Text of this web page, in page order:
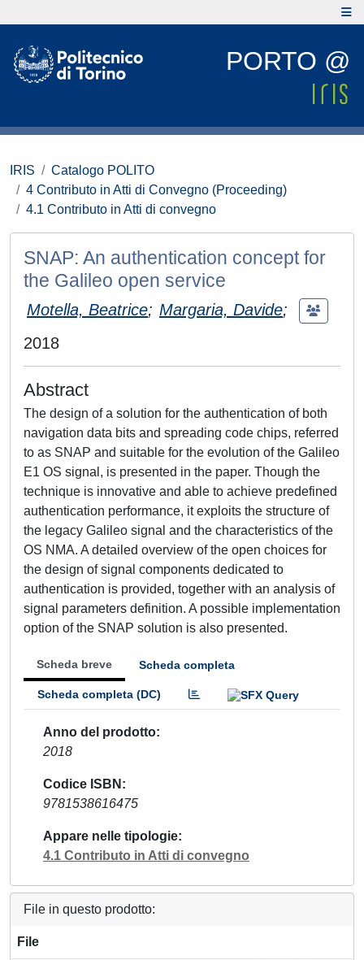
PORTO @
IRIS
Catalogo POLITO
4 Contributo in Atti di Convegno (Proceeding)
4.1 Contributo in Atti di convegno
SNAP: An authentication concept for
the Galileo open service
Motella, Beatrice; Margaria, Davide;
2018
Abstract
The design of a solution for the authentication of both
navigation data bits and spreading code chips, referred
to as SNAP and suitable for the evolution of the Galileo
E1 OS signal, is presented in the paper. Though the
technique is innovative and able to achieve predefined
authentication performance, it exploits the structure of
the legacy Galileo signal and the characteristics of the
OS NMA. A detailed overview of the open choices for
the design of signal components dedicated to
authentication is provided, together with an analysis of
signal parameters definition. A possible implementation
option of the SNAP solution is also presented.
Scheda breve Scheda completa
Scheda completa (DC)
Anno del prodotto
2018
Codice ISBN
9781538616475
Appare nelle tipologie
4.1 Contributo in Atti di convegno
File in questo prodotto:
File